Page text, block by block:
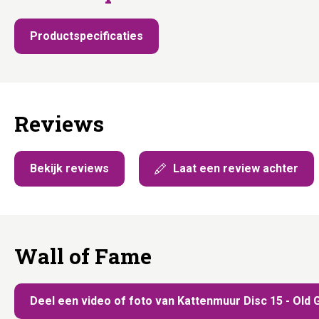
Productspecificaties
Reviews
Bekijk reviews Laat een review achter
Wall of Fame
Deel een video of foto van Kattenmuur Disc 15 - Old